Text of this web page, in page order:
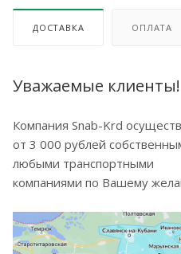
ДОСТАВКА ОПЛАТА
Уважаемые клиенты!
Компания Snab-Krd
от 3 000 рублей
любыми транспортными
компаниями по Вашему